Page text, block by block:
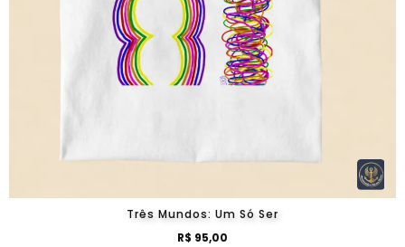
Três Mundos: Um Só Ser
R$ 95,00